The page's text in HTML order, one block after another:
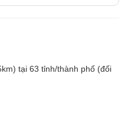
tại 63 tỉnh/thành phố (đối